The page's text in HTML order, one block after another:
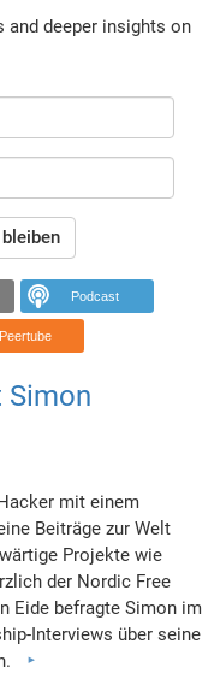
and deeper insights on
Podcast
Peertube
Simon
mit einem
Beiträge zur Welt
Projekte wie
der Nordic Free
Eide befragte Simon im
Interviews über seine